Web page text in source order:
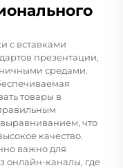
с вставками
презентации,
средами.
товары в
что
качество.
важно для
онлайн-каналы, где